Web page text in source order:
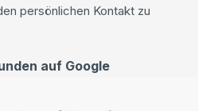
persönlichen Kontakt zu
auf Google